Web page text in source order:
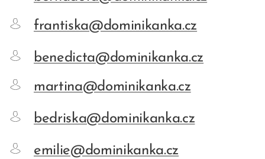
frantiska@dominikanka.cz
benedicta@dominikanka.cz
martina@dominikanka.cz
bedriska@dominikanka.cz
emilie@dominikanka.cz